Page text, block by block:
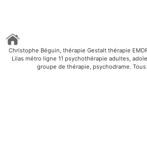
Christophe Béguin, thérapie Gestalt thérapie
Lilas métro ligne 11 psychothérapie adultes,
groupe de thérapie, psychodrame.